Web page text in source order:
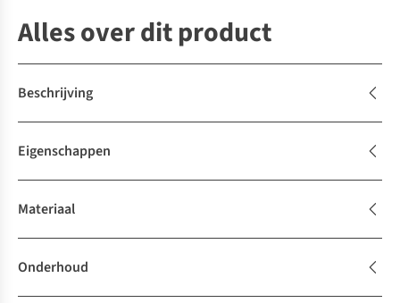
Alles over dit product
Beschrijving
Eigenschappen
Materiaal
Onderhoud